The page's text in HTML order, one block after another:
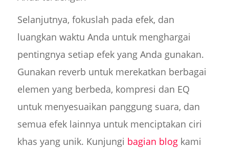
Selanjutnya, fokuslah pada efek, dan
luangkan waktu Anda untuk menghargai
pentingnya setiap efek yang Anda gunakan.
Gunakan reverb untuk merekatkan berbagai
elemen yang berbeda, kompresi dan EQ
untuk menyesuaikan panggung suara, dan
semua efek lainnya untuk menciptakan ciri
khas yang unik. Kunjungi bagian blogkami